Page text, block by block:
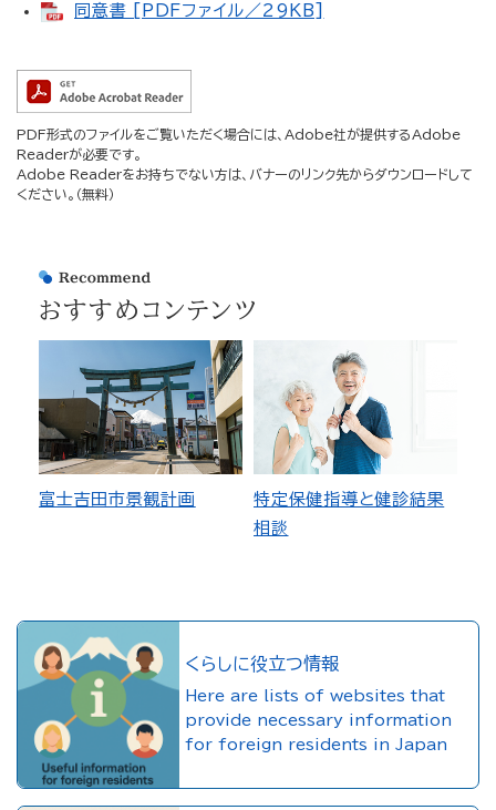
同意書 [PDFファイル／29KB]
PDF形式のファイルをご覧いただく場合には、Adobe社が提供するAdobe
Readerが必要です。
Adobe Readerをお持ちでない方は、バナーのリンク先からダウンロードして
ください。（無料）
おすすめコンテンツ
富士吉田市景観計画
特定保健指導と健診結果
相談
くらしに役立つ情報
Here are lists of websites that
provide necessary information
for foreign residents in Japan